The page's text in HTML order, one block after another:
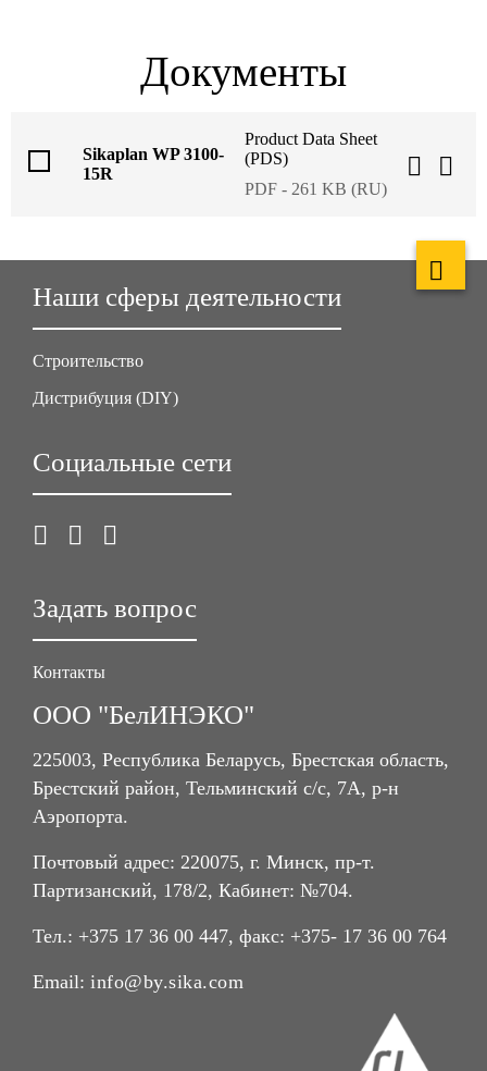
Документы
Sikaplan WP 3100-
15R
Product Data Sheet
(PDS)
PDF - 261 KB (RU)
Наши сферы деятельности
Строительство
Дистрибуция (DIY)
Социальные сети
Задать вопрос
Контакты
ООО "БелИНЭКО"
225003, Республика Беларусь, Брестская область,
Брестский район, Тельминский с/с, 7А, р-н
Аэропорта.
Почтовый адрес: 220075, г. Минск, пр-т.
Партизанский, 178/2, Кабинет: №704.
Тел.: +375 17 36 00 447, факс: +375- 17 36 00 764
Email: info@by.sika.com